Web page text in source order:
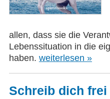
allen, dass sie die
Lebenssituation in die
haben. weiterlesen »
Schreib dich frei